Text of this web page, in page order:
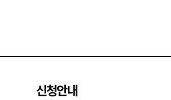
신청안내